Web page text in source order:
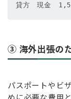
貸方　現金　
③ 海外出張の
パスポートやビ